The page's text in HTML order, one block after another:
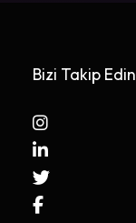
Bizi Takip Edin